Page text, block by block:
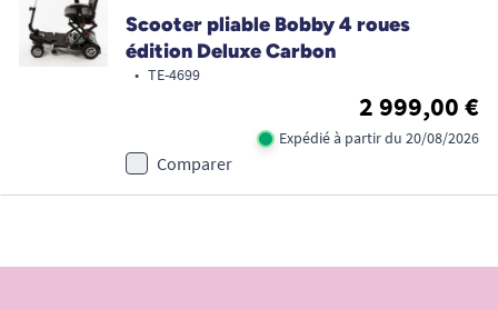
Scooter pliable Bobby 4 roues
édition Deluxe Carbon
• TE-4699
2 999,00 €
Expédié à partir du 20/08/2026
Comparer